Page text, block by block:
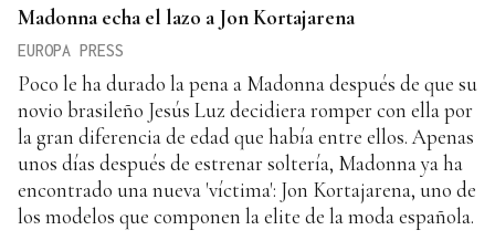
Madonna echa el lazo a Jon Kortajarena
EUROPA PRESS
Poco le ha durado la pena a Madonna después de que su
novio brasileño Jesús Luz decidiera romper con ella por
la gran diferencia de edad que había entre ellos. Apenas
unos días después de estrenar soltería, Madonna ya ha
encontrado una nueva 'víctima': Jon Kortajarena, uno de
los modelos que componen la elite de la moda española.